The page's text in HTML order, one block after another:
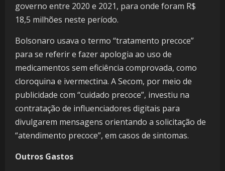
governo entre 2020 e 2021, para onde foram R$
18,5 milhões neste período.
Bolsonaro usava o termo “tratamento precoce”
para se referir e fazer apologia ao uso de
medicamentos sem eficiência comprovada, como
cloroquina e ivermectina. A Secom, por meio de
publicidade com “cuidado precoce”, investiu na
contratação de influenciadores digitais para
divulgarem mensagens orientando a solicitação de
“atendimento precoce”, em casos de sintomas.
Outros Gastos